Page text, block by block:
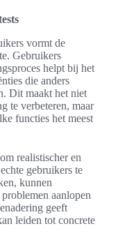
vormt de
Gebruikers
helpt bij het
die anders
Dit maakt het niet
te verbeteren, maar
functies het meest
realistischer en
gebruikers te
kunnen
aanlopen
geeft
leiden tot concrete